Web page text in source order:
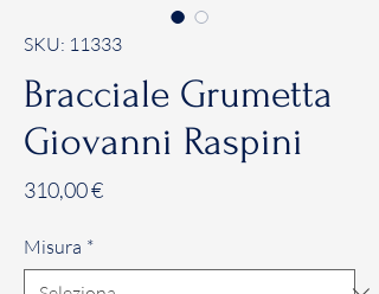
SKU: 11333
Bracciale Grumetta
Giovanni Raspini
310,00 €Prezzo
Misura *